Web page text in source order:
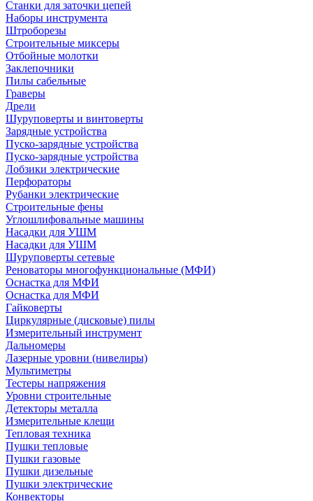
Станки для заточки цепей
Наборы инструмента
Штроборезы
Строительные миксеры
Отбойные молотки
Заклепочники
Пилы сабельные
Граверы
Дрели
Шуруповерты и винтоверты
Зарядные устройства
Пуско-зарядные устройства
Пуско-зарядные устройства
Лобзики электрические
Перфораторы
Рубанки электрические
Строительные фены
Углошлифовальные машины
Насадки для УШМ
Насадки для УШМ
Шуруповерты сетевые
Реноваторы многофункциональные (МФИ)
Оснастка для МФИ
Оснастка для МФИ
Гайковерты
Циркулярные (дисковые) пилы
Измерительный инструмент
Дальномеры
Лазерные уровни (нивелиры)
Мультиметры
Тестеры напряжения
Уровни строительные
Детекторы металла
Измерительные клещи
Тепловая техника
Пушки тепловые
Пушки газовые
Пушки дизельные
Пушки электрические
Конвекторы